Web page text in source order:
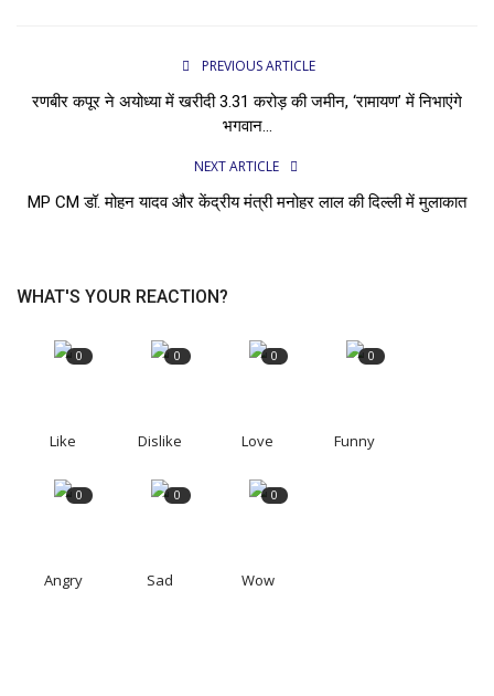
PREVIOUS ARTICLE
रणबीर कपूर ने अयोध्या में खरीदी ₹3.31 करोड़ की जमीन, ‘रामायण’ में निभाएंगे
भगवान...
NEXT ARTICLE
MP CM डॉ. मोहन यादव और केंद्रीय मंत्री मनोहर लाल की दिल्ली में मुलाकात
WHAT'S YOUR REACTION?
0
Like
0
Dislike
0
Love
0
Funny
0
Angry
0
Sad
0
Wow